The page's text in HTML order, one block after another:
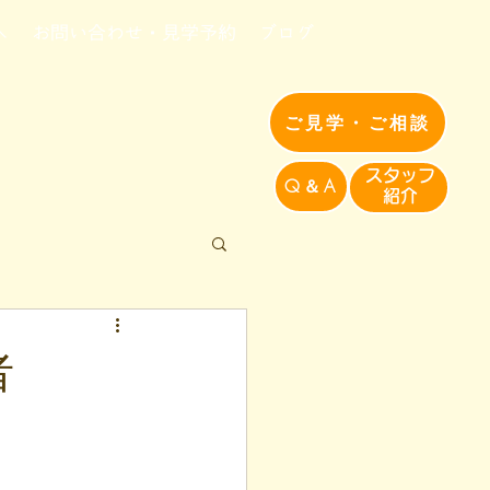
ご見学・ご相談
Q＆A
​スタッフ
紹介​
お問い合わせ・見学予約 ブログ